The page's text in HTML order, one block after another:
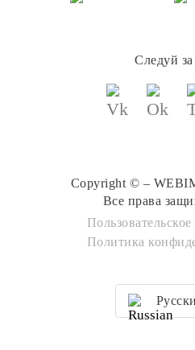
Следуй
Copyright © –
Все права
Политика